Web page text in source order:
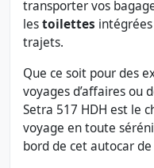
transporter vos
lestoilettes
trajets.
Que ce soit pour des
voyages d’affaires ou
Setra 517 HDH est le
voyage en toute
bord de cet autocar de